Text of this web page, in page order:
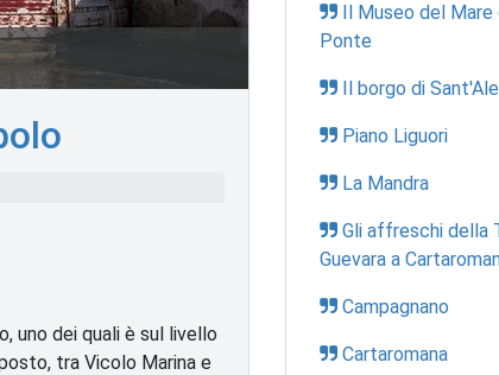
uno dei quali è sul livello
tra Vicolo Marina e
Il Museo del Mare
Ponte
Il borgo di
Piano Liguori
La Mandra
Gli affreschi della
Guevara a
Campagnano
Cartaromana